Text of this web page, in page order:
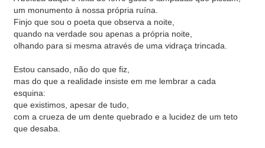
um monumento à nossa própria ruína.
Finjo que sou o poeta que observa a noite,
quando na verdade sou apenas a própria noite,
olhando para si mesma através de uma vidraça trincada.
Estou cansado, não do que fiz,
mas do que a realidade insiste em me lembrar a cada
esquina:
que existimos, apesar de tudo,
com a crueza de um dente quebrado e a lucidez de um teto
que desaba.